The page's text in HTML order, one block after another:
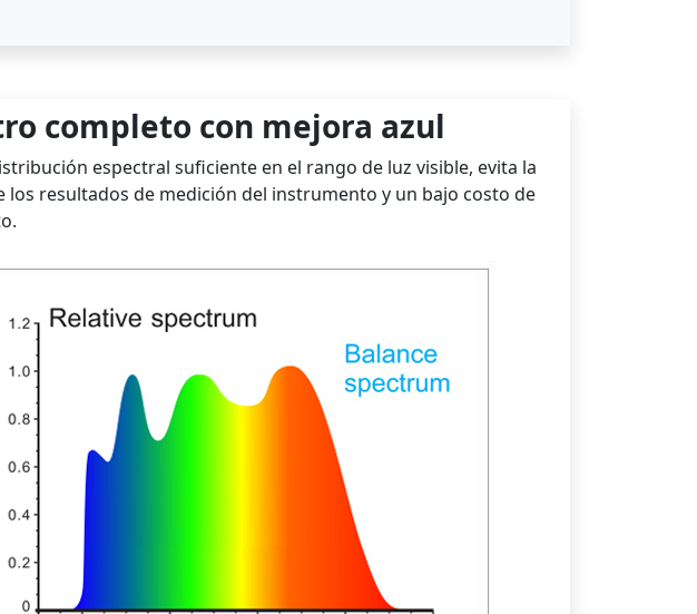
completo con mejora azul
espectral suficiente en el rango de luz visible, evita la
los resultados de medición del instrumento y un bajo costo de